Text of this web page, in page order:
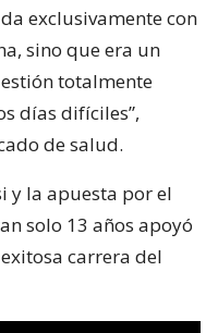
exclusivamente con
sino que era un
totalmente
días difíciles”,
de salud.
y la apuesta por el
solo 13 años apoyó
carrera del